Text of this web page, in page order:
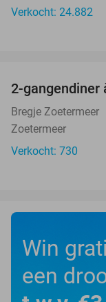
Verkocht: 24.882
2-gangendiner
Bregje Zoetermeer
Zoetermeer
Verkocht: 730
Win
een